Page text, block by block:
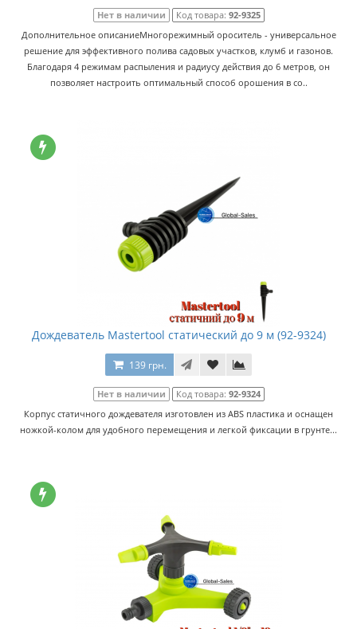
Нет в наличии Код товара: 92-9325
Дополнительное описаниеМногорежимный ороситель - универсальное
решение для эффективного полива садовых участков, клумб и газонов.
Благодаря 4 режимам распыления и радиусу действия до 6 метров, он
позволяет настроить оптимальный способ орошения в со..
Дождеватель Mastertool статический до 9 м (92-9324)
139 грн.
Нет в наличии Код товара: 92-9324
Корпус статичного дождевателя изготовлен из ABS пластика и оснащен
ножкой-колом для удобного перемещения и легкой фиксации в грунте...